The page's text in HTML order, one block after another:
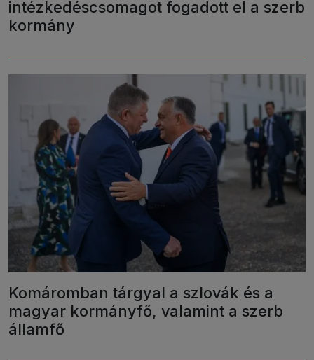
intézkedéscsomagot fogadott el a szerb
kormány
Komáromban tárgyal a szlovák és a
magyar kormányfő, valamint a szerb
államfő